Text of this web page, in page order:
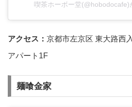
喫茶ホーボー堂
アクセス： 京都市左京区 東大路西
アパート1F
麺喰金家